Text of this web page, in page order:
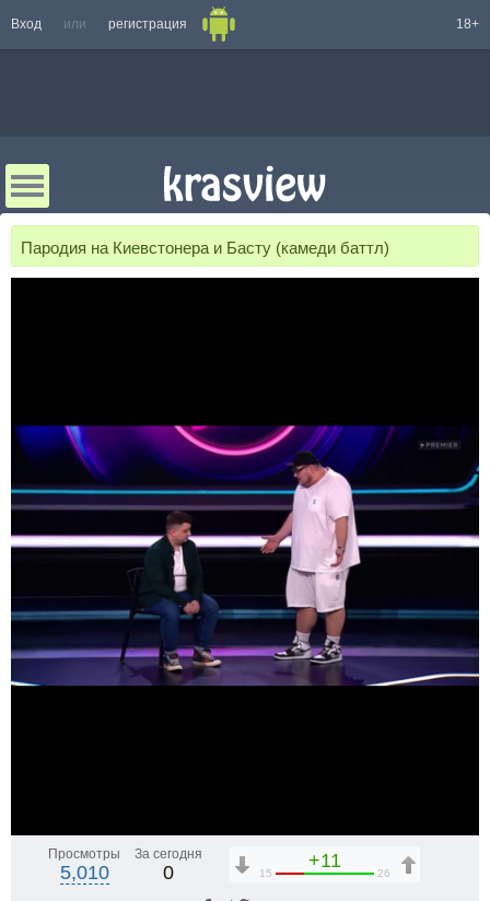
Вход или регистрация 18+
Пародия на Киевстонера и Басту (камеди баттл)
Просмотры
5,010
За сегодня
0
+11
15 26